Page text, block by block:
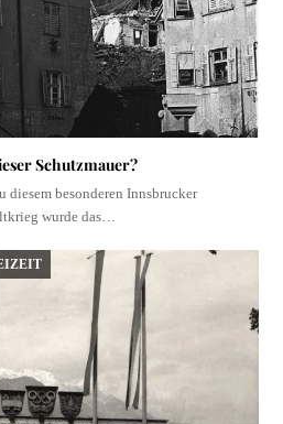
Schutzmauer?
diesem besonderen Innsbrucker
wurde das…